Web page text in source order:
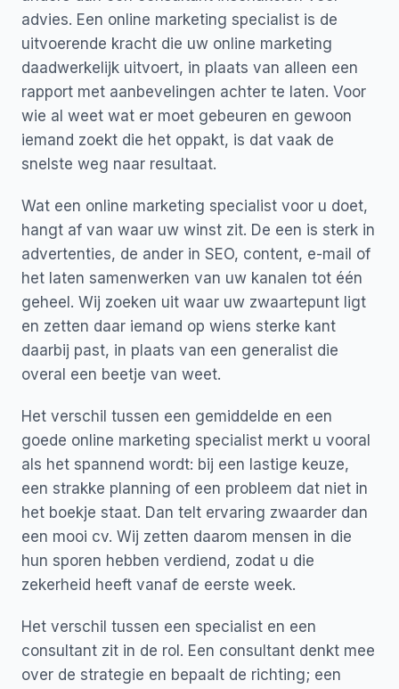
advies. Een online marketing specialist is de
uitvoerende kracht die uw online marketing
daadwerkelijk uitvoert, in plaats van alleen een
rapport met aanbevelingen achter te laten. Voor
wie al weet wat er moet gebeuren en gewoon
iemand zoekt die het oppakt, is dat vaak de
snelste weg naar resultaat.
Wat een online marketing specialist voor u doet,
hangt af van waar uw winst zit. De een is sterk in
advertenties, de ander in SEO, content, e-mail of
het laten samenwerken van uw kanalen tot één
geheel. Wij zoeken uit waar uw zwaartepunt ligt
en zetten daar iemand op wiens sterke kant
daarbij past, in plaats van een generalist die
overal een beetje van weet.
Het verschil tussen een gemiddelde en een
goede online marketing specialist merkt u vooral
als het spannend wordt: bij een lastige keuze,
een strakke planning of een probleem dat niet in
het boekje staat. Dan telt ervaring zwaarder dan
een mooi cv. Wij zetten daarom mensen in die
hun sporen hebben verdiend, zodat u die
zekerheid heeft vanaf de eerste week.
Het verschil tussen een specialist en een
consultant zit in de rol. Een consultant denkt mee
over de strategie en bepaalt de richting; een